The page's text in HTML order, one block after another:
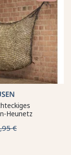
Heunetz
€